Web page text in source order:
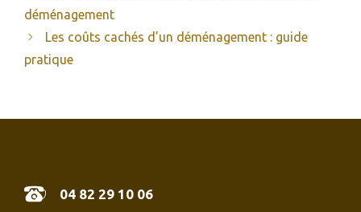
déménagement
Les coûts cachés d’un déménagement : guide
pratique
04 82 29 10 06